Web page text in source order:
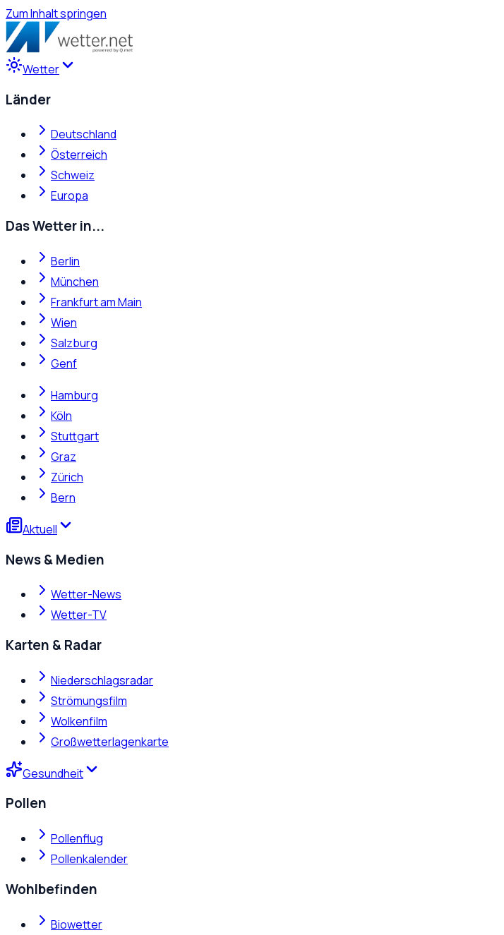
Zum Inhalt springen
Wetter
Länder
Deutschland
Österreich
Schweiz
Europa
Das Wetter in...
Berlin
München
Frankfurt am Main
Wien
Salzburg
Genf
Hamburg
Köln
Stuttgart
Graz
Zürich
Bern
Aktuell
News & Medien
Wetter-News
Wetter-TV
Karten & Radar
Niederschlagsradar
Strömungsfilm
Wolkenfilm
Großwetterlagenkarte
Gesundheit
Pollen
Pollenflug
Pollenkalender
Wohlbefinden
Biowetter